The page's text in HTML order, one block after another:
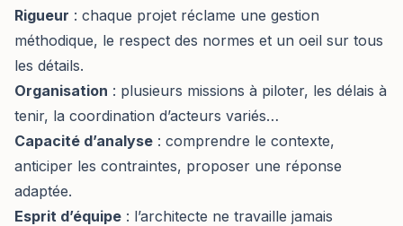
Rigueur : chaque projet réclame une gestion
méthodique, le respect des normes et un oeil sur tous
les détails.
Organisation : plusieurs missions à piloter, les délais à
tenir, la coordination d’acteurs variés…
Capacité d’analyse : comprendre le contexte,
anticiper les contraintes, proposer une réponse
adaptée.
Esprit d’équipe : l’architecte ne travaille jamais